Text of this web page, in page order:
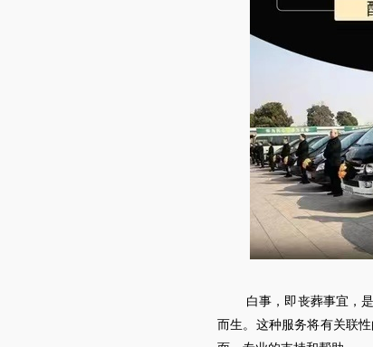
白事，即丧葬事宜，
而生。这种服务将有关联